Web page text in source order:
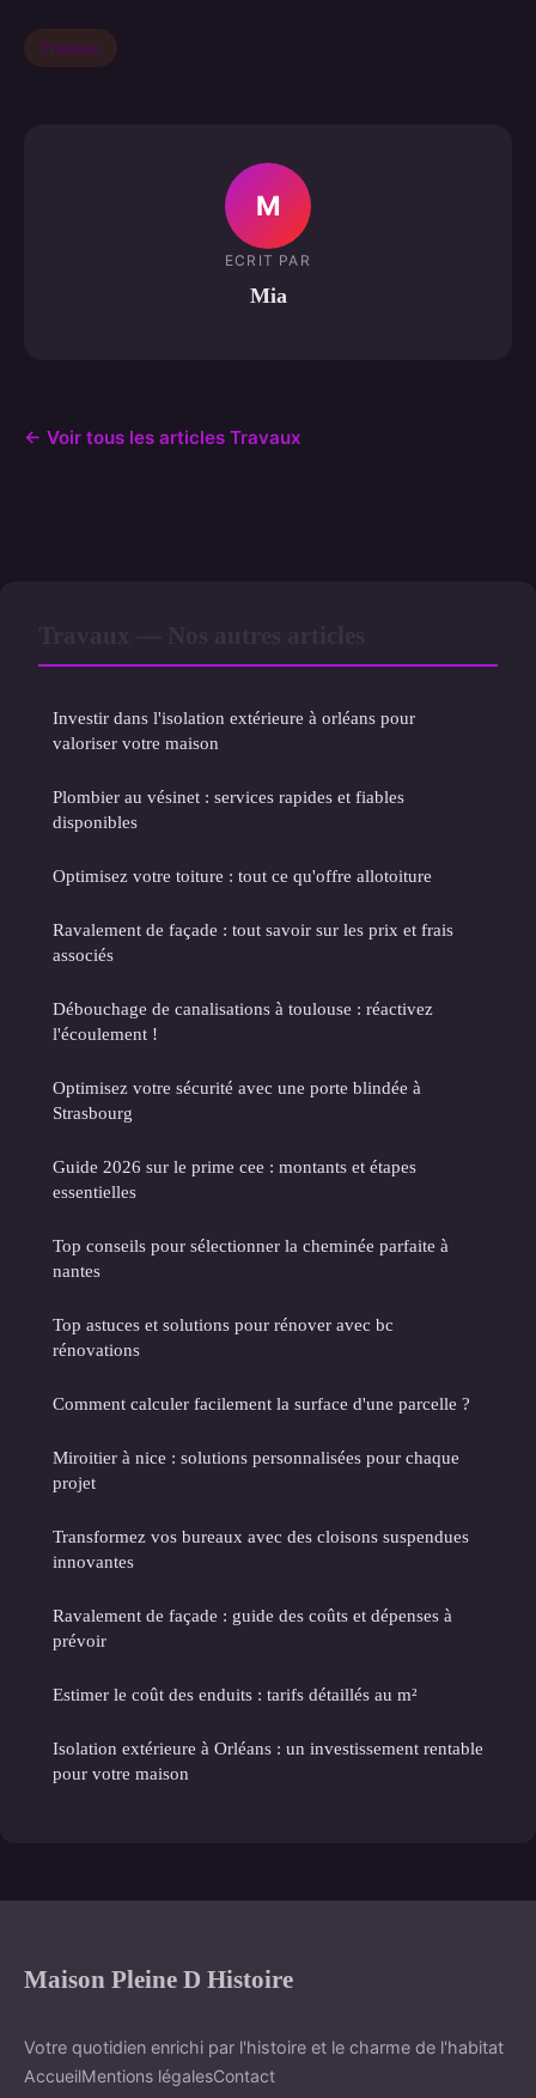
Travaux
M
ECRIT PAR
Mia
← Voir tous les articles Travaux
Investir dans l'isolation extérieure à orléans pour
valoriser votre maison
Plombier au vésinet : services rapides et fiables
disponibles
Optimisez votre toiture : tout ce qu'offre allotoiture
Ravalement de façade : tout savoir sur les prix et frais
associés
Débouchage de canalisations à toulouse : réactivez
l'écoulement !
Optimisez votre sécurité avec une porte blindée à
Strasbourg
Guide 2026 sur le prime cee : montants et étapes
essentielles
Top conseils pour sélectionner la cheminée parfaite à
nantes
Top astuces et solutions pour rénover avec bc
rénovations
Comment calculer facilement la surface d'une parcelle ?
Miroitier à nice : solutions personnalisées pour chaque
projet
Transformez vos bureaux avec des cloisons suspendues
innovantes
Ravalement de façade : guide des coûts et dépenses à
prévoir
Estimer le coût des enduits : tarifs détaillés au m²
Isolation extérieure à Orléans : un investissement rentable
pour votre maison
Maison Pleine D Histoire
Votre quotidien enrichi par l'histoire et le charme de l'habitat
AccueilMentions légalesContact